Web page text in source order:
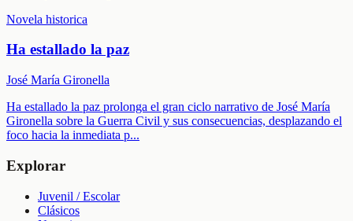
Novela historica
Ha estallado la paz
José María Gironella
Ha estallado la paz prolonga el gran ciclo narrativo de José María
Gironella sobre la Guerra Civil y sus consecuencias, desplazando el
foco hacia la inmediata p...
Explorar
Juvenil / Escolar
Clásicos